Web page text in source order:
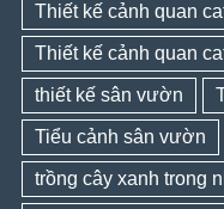
Thiết kế cảnh quan
Thiết kế cảnh quan
thiết kế sân vườn
Tiểu cảnh sân vườn
trồng cây xanh trong